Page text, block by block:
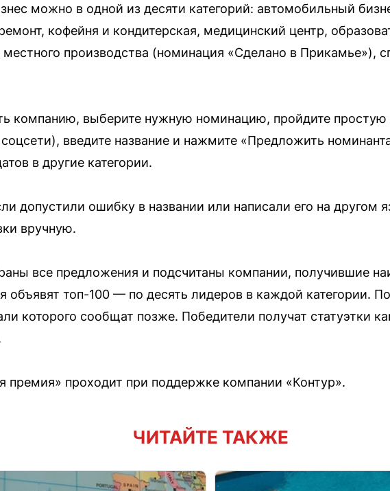
можно в одной из десяти категорий: автомобильный
кофейня и кондитерская, медицинский центр,
местного производства (номинация «Сделано в Прикамье»),
компанию, выберите нужную номинацию, пройдите простую
введите название и нажмите «Предложить
в другие категории.
допустили ошибку в названии или написали его на другом
вручную.
все предложения и подсчитаны компании, получившие
объявят топ-100 — по десять лидеров в каждой категории.
которого сообщат позже. Победители получат статуэтки
премия» проходит при поддержке компании «Контур».
ЧИТАЙТЕ ТАКЖЕ